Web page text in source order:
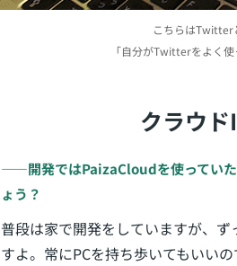
こちらはTwitter
「自分がTwitterをよく
クラウ
――開発ではPaizaCloudを使っていた
ょう？
普段は家で開発をしていますが、
すよ。常にPCを持ち歩いてもいい